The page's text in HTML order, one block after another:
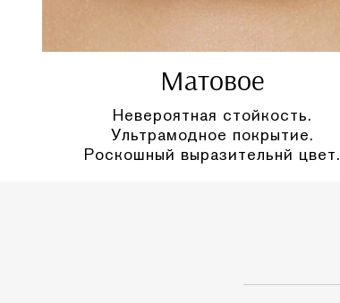
Матовое
Невероятная стойкость.
Ультрамодное покрытие.
Роскошный выразительнй цвет.